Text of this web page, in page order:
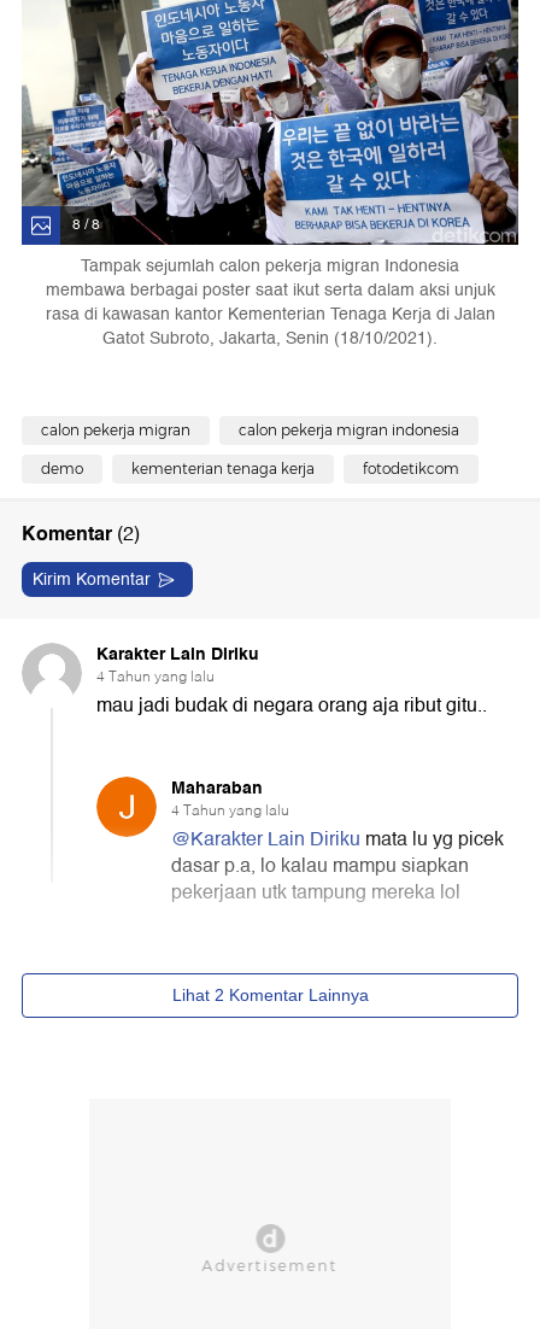
8 / 8
Tampak sejumlah calon pekerja migran Indonesia
membawa berbagai poster saat ikut serta dalam aksi unjuk
rasa di kawasan kantor Kementerian Tenaga Kerja di Jalan
Gatot Subroto, Jakarta, Senin (18/10/2021).
calon pekerja migran calon pekerja migran indonesia
demo kementerian tenaga kerja fotodetikcom